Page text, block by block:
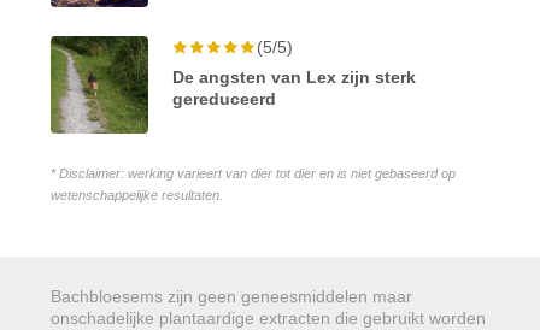
(5/5)
De angsten van Lex zijn sterk
gereduceerd
* Disclaimer: werking varieert van dier tot dier en is niet gebaseerd op
wetenschappelijke resultaten.
Bachbloesems zijn geen geneesmiddelen maar
onschadelijke plantaardige extracten die gebruikt worden